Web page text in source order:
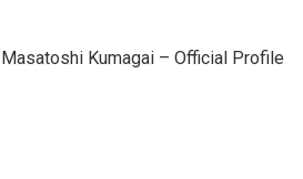
Masatoshi Kumagai – Official Profile